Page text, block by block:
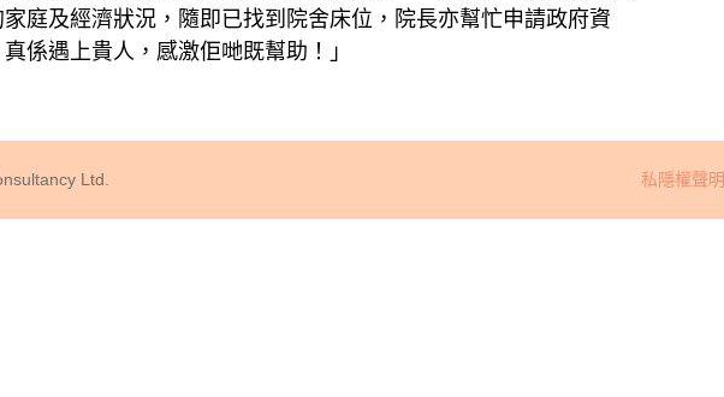
庭及經濟狀況，隨即已找到院舍床位，院長亦幫忙申請政府資
係遇上貴人，感激佢哋既幫助！」
Ltd. 私隱權聲明